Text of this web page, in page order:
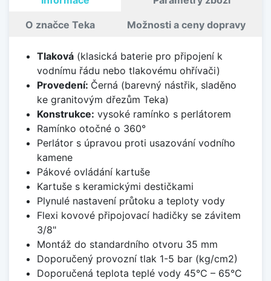
O značce Teka Možnosti a ceny dopravy
Tlaková(klasická baterie pro připojení k
vodnímu řádu nebo tlakovému ohřívači)
Provedení: Černá (barevný nástřik, sladěno
ke granitovým dřezům Teka)
Konstrukce: vysoké ramínko s perlátorem
Ramínko otočné o 360°
Perlátor s úpravou proti usazování vodního
kamene
Pákové ovládání kartuše
Kartuše s keramickými destičkami
Plynulé nastavení průtoku a teploty vody
Flexi kovové připojovací hadičky se závitem
3/8"
Montáž do standardního otvoru 35 mm
Doporučený provozní tlak 1-5 bar (kg/cm2)
Doporučená teplota teplé vody 45°C – 65°C